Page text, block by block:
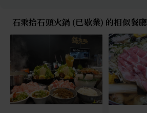
石乘拾石頭火鍋 (已歇業) 的相似餐廳